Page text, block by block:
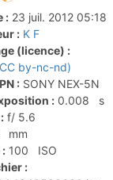
23 juil. 2012 05:18
K F
(licence)
by-nc-nd)
SONY NEX-5N
0.008
s
f/5.6
mm
100
ISO